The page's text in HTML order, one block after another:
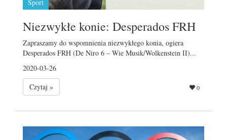
Sport
Niezwykłe konie: Desperados FRH
Zapraszamy do wspomnienia niezwykłego konia, ogiera
Desperados FRH (De Niro 6 – Wie Musik/Wolkenstein II)...
2020-03-26
Czytaj »
0